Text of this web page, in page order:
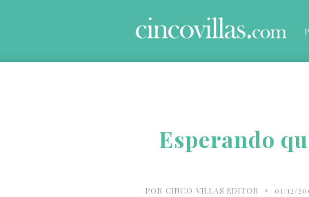
Esperando
POR CINCO VILLAS EDITOR • 01/12/